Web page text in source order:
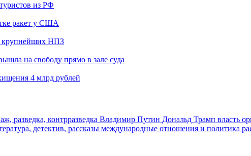
из РФ
ракет у США
крупнейших НПЗ
на свободу прямо в зале суда
4 млрд рублей
разведка, контрразведка Владимир Путин Дональд Трамп власть
детектив, рассказы международные отношения и политика